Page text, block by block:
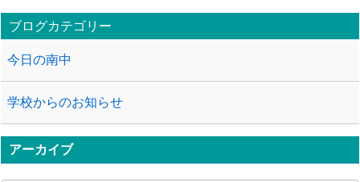
ブログカテゴリー
今日の南中
学校からのお知らせ
アーカイブ